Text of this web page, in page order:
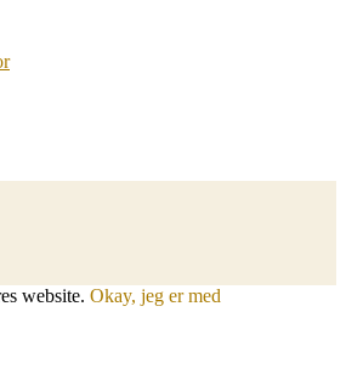
website. Okay, jeg er med